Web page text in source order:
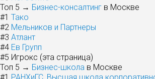
Топ 5 → Бизнес-консалтинг в Москве
#1 Тако
#2 Мельников и Партнеры
#3 Атлант
#4 Ев Групп
#5 Игрокс (эта страница)
Топ 5 → Бизнес-школа в Москве